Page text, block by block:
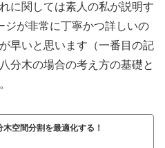
に関しては素人の私が説明す
ジが非常に丁寧かつ詳しいの
早いと思います（一番目の記
分木の場合の考え方の基礎と
木空間分割を最適化する！